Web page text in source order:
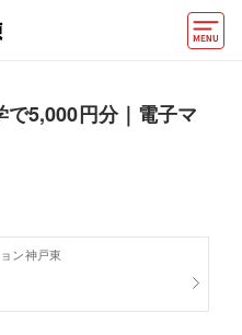
で5,000円分｜電子マ
ン神戸東